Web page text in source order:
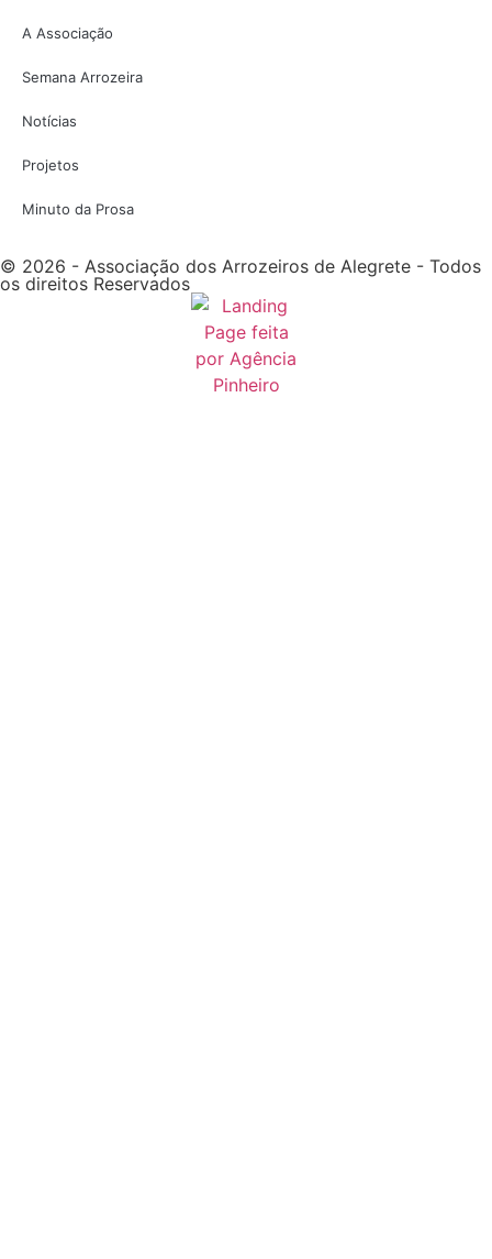
A Associação
Semana Arrozeira
Notícias
Projetos
Minuto da Prosa
© 2026 - Associação dos Arrozeiros de Alegrete - Todos
os direitos Reservados